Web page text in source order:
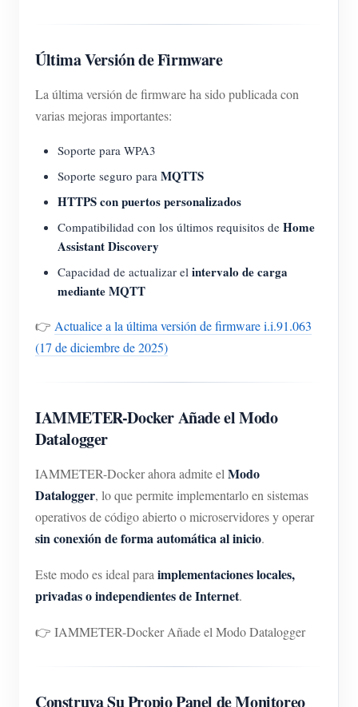
Última Versión de Firmware
La última versión de firmware ha sido publicada con
varias mejoras importantes:
Soporte para WPA3
Soporte seguro para MQTTS
HTTPS con puertos personalizados
Compatibilidad con los últimos requisitos de Home
Assistant Discovery
Capacidad de actualizar el intervalo de carga
mediante MQTT
👉 Actualice a la última versión de firmware i.i.91.063
(17 de diciembre de 2025)
IAMMETER-Docker Añade el Modo
Datalogger
IAMMETER-Docker ahora admite elModo
Datalogger, lo que permite implementarlo en sistemas
operativos de código abierto o microservidores y operar
sin conexión de forma automática al inicio.
Este modo es ideal paraimplementaciones locales,
privadas o independientes de Internet.
👉 IAMMETER-Docker Añade el Modo Datalogger
Construya Su Propio Panel de Monitoreo